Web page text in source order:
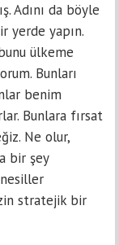
Adını da böyle
yerde yapın.
ülkeme
Bunları
benim
Bunlara fırsat
Ne olur,
bir şey
stratejik bir